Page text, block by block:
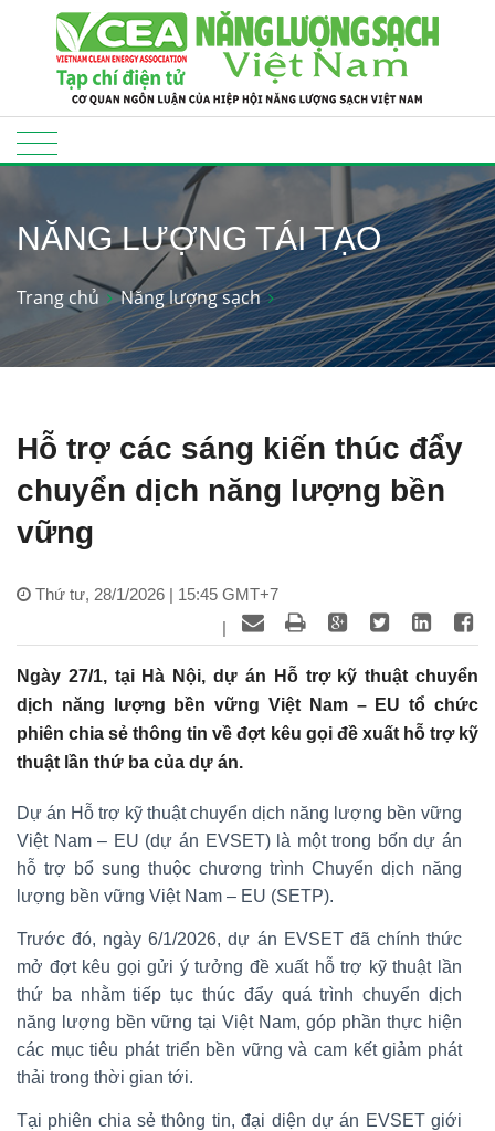
NĂNG LƯỢNG TÁI TẠO
Trang chủ Năng lượng sạch
Hỗ trợ các sáng kiến thúc đẩy
chuyển dịch năng lượng bền
vững
Thứ tư, 28/1/2026 | 15:45 GMT+7
|
Ngày 27/1, tại Hà Nội, dự án Hỗ trợ kỹ thuật chuyển
dịch năng lượng bền vững Việt Nam – EU tổ chức
phiên chia sẻ thông tin về đợt kêu gọi đề xuất hỗ trợ kỹ
thuật lần thứ ba của dự án.
Dự án Hỗ trợ kỹ thuật chuyển dịch năng lượng bền vững
Việt Nam – EU (dự án EVSET) là một trong bốn dự án
hỗ trợ bổ sung thuộc chương trình Chuyển dịch năng
lượng bền vững Việt Nam – EU (SETP).
Trước đó, ngày 6/1/2026, dự án EVSET đã chính thức
mở đợt kêu gọi gửi ý tưởng đề xuất hỗ trợ kỹ thuật lần
thứ ba nhằm tiếp tục thúc đẩy quá trình chuyển dịch
năng lượng bền vững tại Việt Nam, góp phần thực hiện
các mục tiêu phát triển bền vững và cam kết giảm phát
thải trong thời gian tới.
Tại phiên chia sẻ thông tin, đại diện dự án EVSET giới